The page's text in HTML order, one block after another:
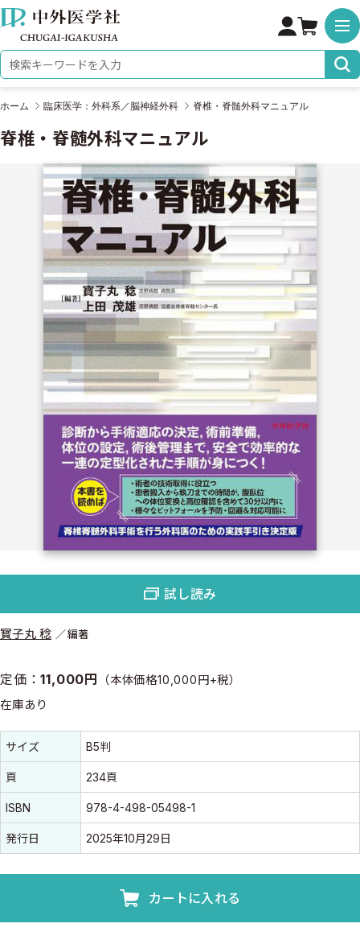
株式会社 中外医学社
検索キーワード
ホーム 臨床医学：外科系／脳神経外科 脊椎・脊髄外科マニュアル
脊椎・脊髄外科マニュアル
寳子丸 稔 編著
定価：11,000円 （本体価格10,000円+税）
在庫あり
書誌情報
書誌情報
サイズ B5判
頁 234頁
ISBN 978-4-498-05498-1
発行日 2025年10月29日
カートに入れる
試し読み